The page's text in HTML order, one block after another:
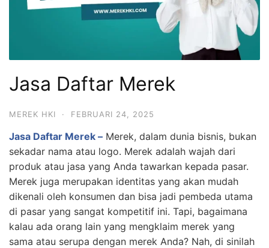
Jasa Daftar Merek
MEREK HKI · FEBRUARI 24, 2025
Jasa Daftar Merek – Merek, dalam dunia bisnis, bukan
sekadar nama atau logo. Merek adalah wajah dari
produk atau jasa yang Anda tawarkan kepada pasar.
Merek juga merupakan identitas yang akan mudah
dikenali oleh konsumen dan bisa jadi pembeda utama
di pasar yang sangat kompetitif ini. Tapi, bagaimana
kalau ada orang lain yang mengklaim merek yang
sama atau serupa dengan merek Anda? Nah, di sinilah